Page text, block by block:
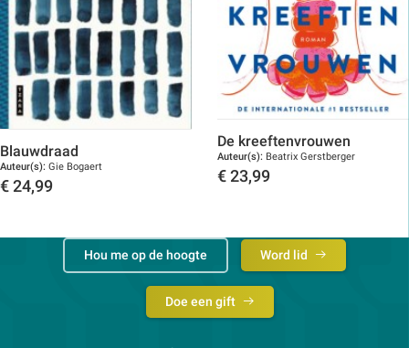
Blauwdraad
Auteur(s): Gie Bogaert
€ 24,99
De kreeftenvrouwen
Auteur(s): Beatrix Gerstberger
€ 23,99
Hou me op de hoogte Word lid
Doe een gift